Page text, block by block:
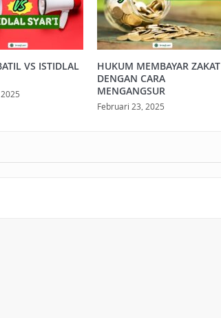
VS ISTIDLAL
HUKUM MEMBAYAR ZAKAT
DENGAN CARA
MENGANGSUR
Februari 23, 2025